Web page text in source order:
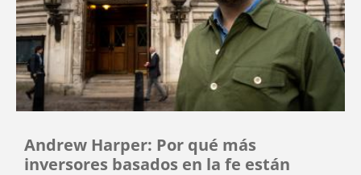
Andrew Harper: Por qué más
inversores basados en la fe están